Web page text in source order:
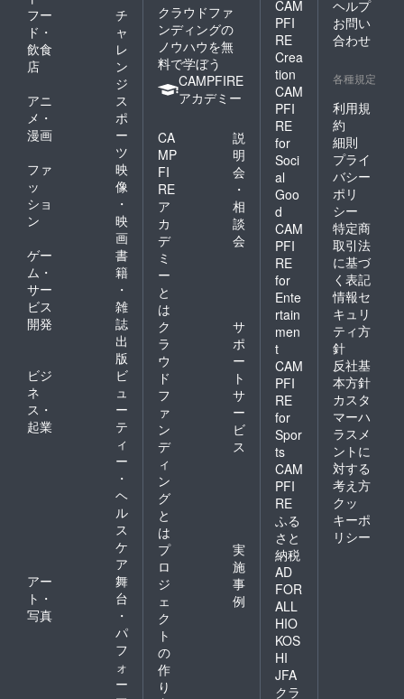
フー
ド・
飲食
店
チ
ャ
レ
ン
ジ
アニ
メ・
漫画
ス
ポ
ー
ツ
ファ
ッ
ショ
ン
映
像
・
映
画
ゲー
ム・
サー
ビス
開発
書
籍
・
雑
誌
出
版
ビジ
ネ
ス・
起業
ビ
ュ
ー
テ
ィ
ー
・
ヘ
ル
ス
ケ
ア
アー
ト・
写真
舞
台
・
パ
フ
ォ
ー
クラウドファ
ンディングの
ノウハウを無
料で学ぼう
CAMPFIRE
アカデミー
CA
MP
FI
RE
ア
カ
デ
ミ
ー
と
は
説
明
会
・
相
談
会
ク
ラ
ウ
ド
フ
ァ
ン
デ
ィ
ン
グ
と
は
サ
ポ
ー
ト
サ
ー
ビ
ス
プ
ロ
ジ
ェ
ク
ト
の
作
り
実
施
事
例
CAM
PFI
RE
Crea
tion
CAM
PFI
RE
for
Soci
al
Goo
d
CAM
PFI
RE
for
Ente
rtain
men
t
CAM
PFI
RE
for
Spor
ts
CAM
PFI
RE
ふる
さと
納税
AD
FOR
ALL
HIO
KOS
HI
JFA
クラ
ヘルプ
お問い
合わせ
各種規定
利用規
約
細則
プライ
バシー
ポリ
シー
特定商
取引法
に基づ
く表記
情報セ
キュリ
ティ方
針
反社基
本方針
カスタ
マーハ
ラスメ
ントに
対する
考え方
クッ
キーポ
リシー